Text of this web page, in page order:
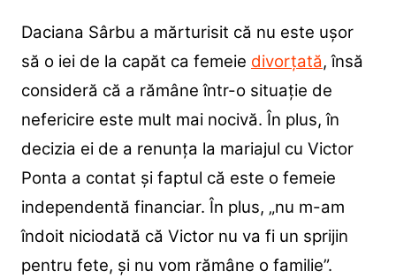
Daciana Sârbu a mărturisit că nu este ușor
să o iei de la capăt ca femeie divorțată, însă
consideră că a rămâne într-o situație de
nefericire este mult mai nocivă. În plus, în
decizia ei de a renunța la mariajul cu Victor
Ponta a contat și faptul că este o femeie
independentă financiar. În plus, „nu m-am
îndoit niciodată că Victor nu va fi un sprijin
pentru fete, și nu vom rămâne o familie”.